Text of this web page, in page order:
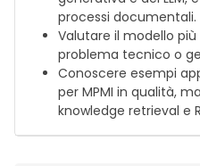
processi documentali.
Valutare il modello
problema tecnico o
Conoscere esempi
per MPMI in qualità,
knowledge retrieval e